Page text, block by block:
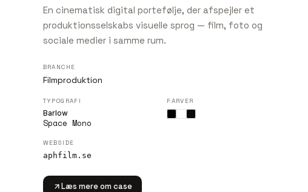
En cinematisk digital portefølje, der afspejler et
produktionsselskabs visuelle sprog — film, foto og
sociale medier i samme rum.
BRANCHE
Filmproduktion
TYPOGRAFI
Barlow
Space Mono
FARVER
WEBSIDE
aphfilm.se
Læs mere om case